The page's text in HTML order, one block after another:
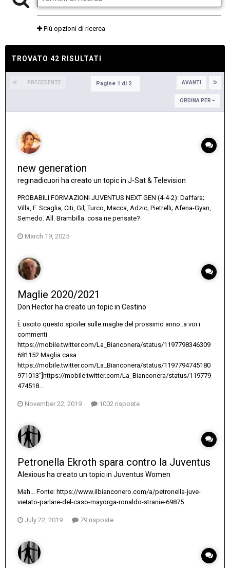
Più opzioni di ricerca
TROVATO 42 RISULTATI
PRECEDENTE AVANTI
Pagine 1 di 2
ORDINA PER
new generation
reginadicuori ha creato un topic in J-Sat & Television
PROBABILI FORMAZIONI JUVENTUS NEXT GEN (4-4-2): Daffara;
Villa, F. Scaglia, Citi, Gil; Turco, Macca, Adzic, Pietrelli; Afena-Gyan,
Semedo. All. Brambilla. cosa ne pensate?
March 19, 2025
Maglie 2020/2021
Don Hector ha creato un topic in Cestino
È uscito questo spoiler sulle maglie del prossimo anno..a voi i
commenti
https://mobile.twitter.com/La_Bianconera/status/1197798346309
681152 Maglia casa
https://mobile.twitter.com/La_Bianconera/status/1197794745180
971013"]https://mobile.twitter.com/La_Bianconera/status/119779
474518...
November 22, 2019 1002 risposte
Petronella Ekroth spara contro la Juventus
Alexious ha creato un topic in Juventus Women
Mah... Fonte: https://www.ilbianconero.com/a/petronella-juve-
vietato-parlare-del-caso-mayorga-ronaldo-stranie-69875
July 22, 2019 79 risposte